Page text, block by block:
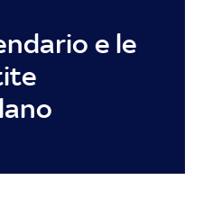
e le